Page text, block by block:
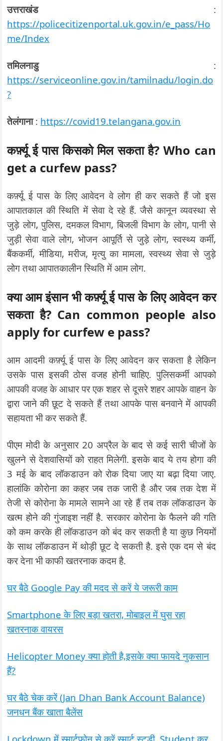
उत्तराखंड:
https://policecitizenportal.uk.gov.in/e_pass/Ho
me/Index
तमिलनाडु:
https://serviceonline.gov.in/tamilnadu/login.do
?
तेलंगाना: https://covid19.telangana.gov.in
कर्फ़्यू ई पास किसको मिल सकता है? Who can
get a curfew pass?
कर्फ़्यू ई पास के लिए आवेदन वे लोग ही कर सकते हैं जो इस
आपातकाल की स्थिति में सेवा दे रहे हैं. जैसे कानून व्यवस्था से
जुड़े लोग, पुलिस, दमकल विभाग, बिजली विभाग के लोग, पानी से
जुड़ी सेवा वाले लोग, भोजन आपूर्ति से जुड़े लोग, स्वस्थ्य कर्मी,
बैंककर्मी, मीडिया, मरीज, मृत्यु का मामला, स्वस्थ्य सेवा से जुड़े
लोग तथा आपातकालीन स्थिति में आम लोग.
क्या आम इंसान भी कर्फ़्यू ई पास के लिए आवेदन कर
सकता है? Can common people also
apply for curfew e pass?
आम आदमी कर्फ़्यू ई पास के लिए आवेदन कर सकता है लेकिन
उसके पास इसकी ठोस वजह होनी चाहिए. पुलिसकर्मी आपको
आपकी वजह के आधार पर एक शहर से दूसरे शहर आपके वाहन के
द्वारा जाने की छूट दे सकते हैं तथा आपके पास बनवाने में आपकी
सहायता भी कर सकते हैं.
पीएम मोदी के अनुसार 20 अप्रैल के बाद से कई सारी चीजों के
खुलने से देशवासियों को राहत मिलेगी. इसके बाद ये तय होगा की
3 मई के बाद लॉकडाउन को रोक दिया जाए या बढ़ा दिया जाए.
हालांकि कोरोना का कहर जब तक जारी है और जब तक देश में
तेजी से कोरोना के मामले सामने आ रहे हैं तब तक लॉकडाउन के
खत्म होने की गुंजाइश नहीं है. सरकार कोरोना के फैलने की गति
को कम करके ही लॉकडाउन को बंद कर सकती है या कुछ नियमों
के साथ लॉकडाउन में थोड़ी छूट दे सकती है. इसे एक दम से बंद
कर देना भी काफी खतरनाक कदम है.
घर बैठे Google Pay की मदद से करें ये जरूरी काम
Smartphone के लिए बड़ा खतरा, मोबाइल में घुस रहा
खतरनाक वायरस
Helicopter Money क्या होती है,इसके क्या फायदे नुकसान
हैं?
घर बैठे चेक करें (Jan Dhan Bank Account Balance)
जनधन बैंक खाता बैलेंस